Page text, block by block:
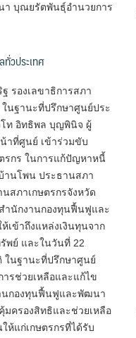
นา บุณยรัตพันธุ์อำนวยการ
วประเทศ
รองเลขาธิการสภา
ในฐานะที่ปรึกษาศูนย์ประ
โท อิทธิพล บุญพินิจ ผู้
าที่ศูนย์ เข้าร่วมขับ
รกร ในการแก้ปัญหาหนี้
านโพน ประธานสภา
สภาเกษตรกรจังหวัด
ำนักงานกองทุนฟื้นฟูและ
เข้าถึงแหล่งเงินทุนจาก
พย์ และในวันที่ 22
ในฐานะที่ปรึกษาศูนย์
รช่วยเหลือและแก้ไข
นกองทุนฟื้นฟูและพัฒนา
มครองสิทธิและช่วยเหลือ
ห้แก่เกษตรกรที่ได้รับ